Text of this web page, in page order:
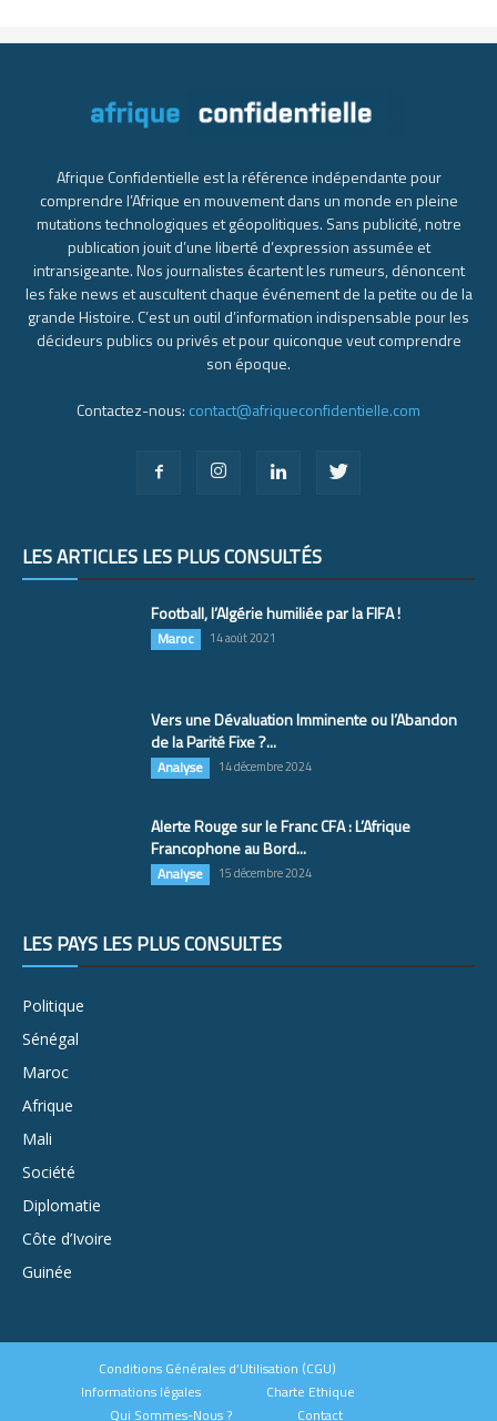
Afrique Confidentielle est la référence indépendante pour
comprendre l’Afrique en mouvement dans un monde en pleine
mutations technologiques et géopolitiques. Sans publicité, notre
publication jouit d’une liberté d’expression assumée et
intransigeante. Nos journalistes écartent les rumeurs, dénoncent
les fake news et auscultent chaque événement de la petite ou de la
grande Histoire. C’est un outil d’information indispensable pour les
décideurs publics ou privés et pour quiconque veut comprendre
son époque.
Contactez-nous: contact@afriqueconfidentielle.com
LES ARTICLES LES PLUS CONSULTÉS
Football, l’Algérie humiliée par la FIFA !
Maroc 14 août 2021
Vers une Dévaluation Imminente ou l’Abandon
de la Parité Fixe ?...
Analyse 14 décembre 2024
Alerte Rouge sur le Franc CFA : L’Afrique
Francophone au Bord...
Analyse 15 décembre 2024
LES PAYS LES PLUS CONSULTÉS
Politique
Sénégal
Maroc
Afrique
Mali
Société
Diplomatie
Côte d’Ivoire
Guinée
Conditions Générales d’Utilisation (CGU)
Informations légales
Charte Ethique
Qui Sommes-Nous ?
Contact